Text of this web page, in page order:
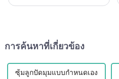
การค้นหาที่เกี่ยวข้อง
ซุ้มลูกปัดมุมแบบกำหนดเอง